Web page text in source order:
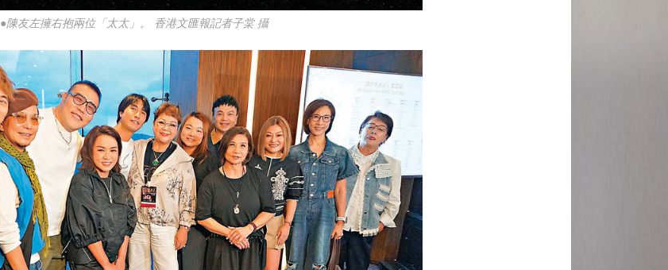
●陳友左擁右抱兩位「太太」。 香港文匯報記者子棠 攝